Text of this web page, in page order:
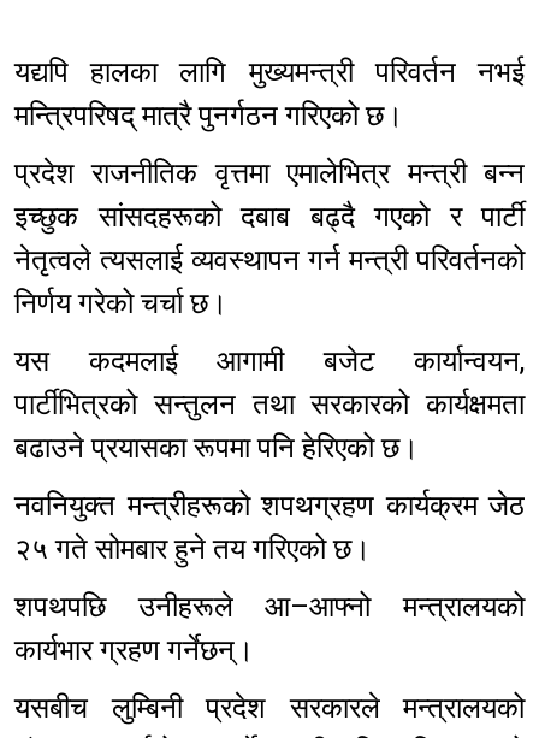
यद्यपि हालका लागि मुख्यमन्त्री परिवर्तन नभई
मन्त्रिपरिषद् मात्रै पुनर्गठन गरिएको छ।
प्रदेश राजनीतिक वृत्तमा एमालेभित्र मन्त्री बन्न
इच्छुक सांसदहरूको दबाब बढ्दै गएको र पार्टी
नेतृत्वले त्यसलाई व्यवस्थापन गर्न मन्त्री परिवर्तनको
निर्णय गरेको चर्चा छ।
यस कदमलाई आगामी बजेट कार्यान्वयन,
पार्टीभित्रको सन्तुलन तथा सरकारको कार्यक्षमता
बढाउने प्रयासका रूपमा पनि हेरिएको छ।
नवनियुक्त मन्त्रीहरूको शपथग्रहण कार्यक्रम जेठ
२५ गते सोमबार हुने तय गरिएको छ।
शपथपछि उनीहरूले आ–आफ्नो मन्त्रालयको
कार्यभार ग्रहण गर्नेछन्।
यसबीच लुम्बिनी प्रदेश सरकारले मन्त्रालयको